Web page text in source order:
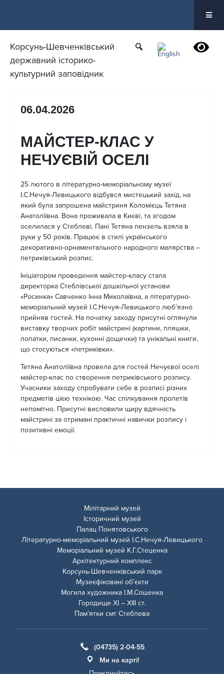
Корсунь-Шевченківський
державний історико-
культурний заповідник
06.04.2026
МАЙСТЕР-КЛАС У
НЕЧУЄВІЙ ОСЕЛІ
25 лютого в літературно-меморіальному музеї
І.С.Нечуя-Левицького відбувся мистецький захід, на
який була запрошена майстриня Коломієць Тетяна
Анатоліївна. Вона проживала в Києві, та згодом
оселилася у Стеблеві. Пані Тетяна пензель взяла в
руки у 50 років. Працює в стилі українського
декоративно-орнаментального народного малярства –
петриківський розпис.
Ініціатором проведення майстер-класу стала
директорка Стеблівської дошкільної установи
«Росинка» Савченко Інна Миколаївна, а літературно-
меморіальний музей І.С.Нечуя-Левицького люб’язно
прийняв гостей. На початку заходу присутні оглянули
виставку творчих робіт майстрині (картини, пляшки,
лопатки, писанки, кухонні дощечки) та унікальні книги,
що стосуються «петриківки».
Тетяна Анатоліївна провела для гостей Нечуєвої оселі
майстер-клас по створення петриківського розпису.
Учасники заходу спробувати себе в розписі різних
предметів цією технікою. Час спілкування пролетів
непомітно. Присутні висловили щиру вдячність
майстрині за отримані практичні навички розпису і
позитивні емоції.
Мілітарний музей
Історичний музей
Палац Понятовського
Літературно-меморіальний музей І.С.Нечуя-Левицького
Меморіальний музей К.Г.Стеценка
Архітектурний комплекс
Корсунь-Шевченківський парк
Музеєфіковані об’єкти
Могила художника І.М.Сошенка
Городище ХІ – ХІІІ ст.
Пам’ятки смт Стеблева
(04735) 2-04-55
Ми на карті!